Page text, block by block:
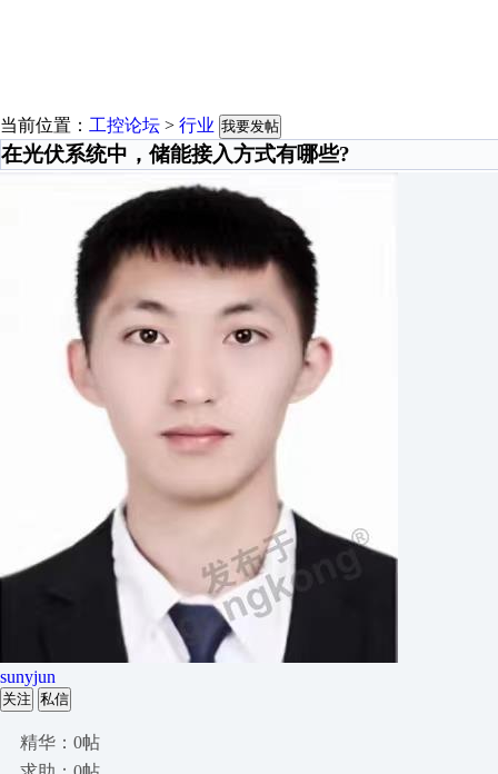
当前位置： 工控论坛 > 行业 我要发帖
在光伏系统中，储能接入方式有哪些?
sunyjun
关注 私信
精华：0帖